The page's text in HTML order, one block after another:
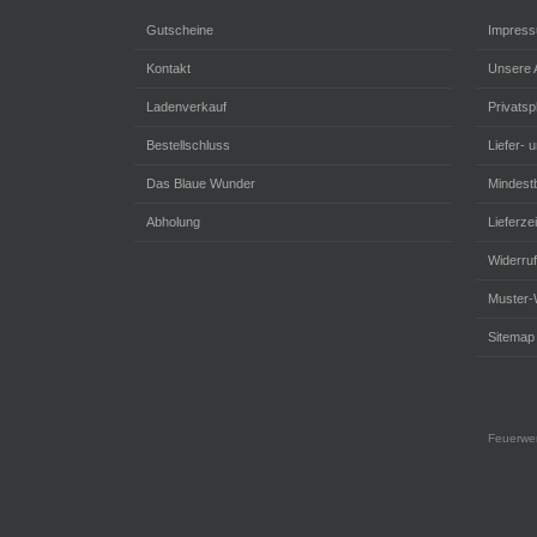
Gutscheine
Kontakt
Ladenverkauf
Bestellschluss
Das Blaue Wunder
Abholung
Unsere
Liefer-
Muster-
Sitemap